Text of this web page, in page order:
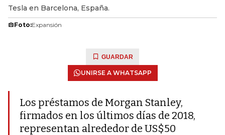
Tesla en Barcelona, España.
Foto:Expansión
GUARDAR
UNIRSE A WHATSAPP
Los préstamos de Morgan Stanley,
firmados en los últimos días de 2018,
representan alrededor de US$50